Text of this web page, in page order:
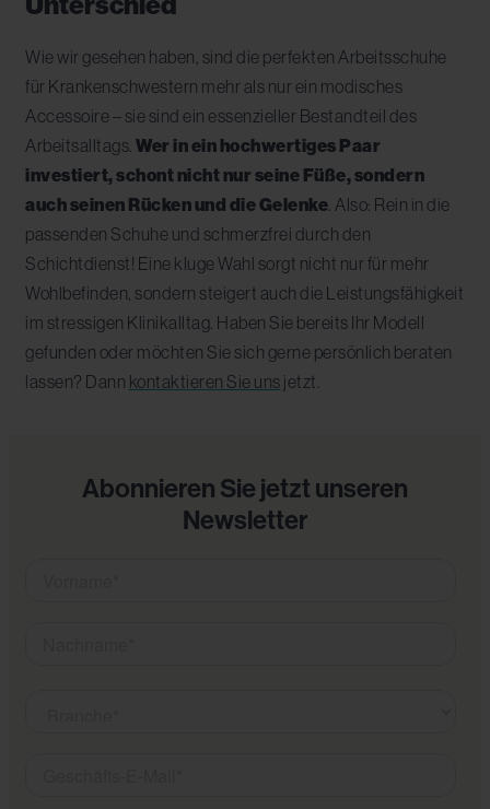
Wie wir gesehen haben, sind die perfekten Arbeitsschuhe
für Krankenschwestern mehr als nur ein modisches
Accessoire – sie sind ein essenzieller Bestandteil des
Arbeitsalltags. Wer in ein hochwertiges Paar
investiert, schont nicht nur seine Füße, sondern
auch seinen Rücken und die Gelenke . Also: Rein in die
passenden Schuhe und schmerzfrei durch den
Schichtdienst! Eine kluge Wahl sorgt nicht nur für mehr
Wohlbefinden, sondern steigert auch die Leistungsfähigkeit
im stressigen Klinikalltag. Haben Sie bereits Ihr Modell
gefunden oder möchten Sie sich gerne persönlich beraten
lassen? Dann kontaktieren Sie uns jetzt.
Abonnieren Sie jetzt unseren
Newsletter